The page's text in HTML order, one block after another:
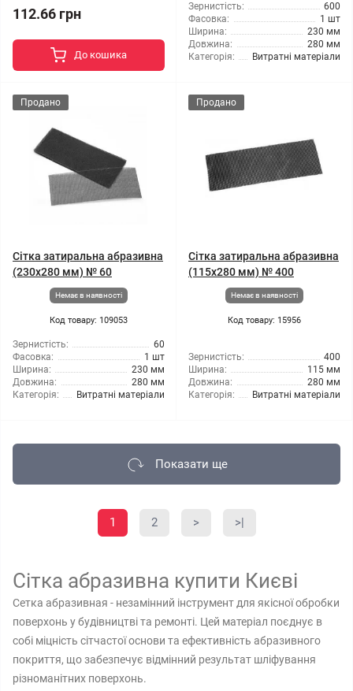
112.66 грн
До кошика
Зернистість:
600
Фасовка:
1 шт
Ширина:
230 мм
Довжина:
280 мм
Категорія:
Витратні матеріали
Продано
Сітка затиральна абразивна
(230x280 мм) № 60
Немає в наявності
Код товару: 109053
Зернистість:
60
Фасовка:
1 шт
Ширина:
230 мм
Довжина:
280 мм
Категорія:
Витратні матеріали
Продано
Сітка затиральна абразивна
(115x280 мм) № 400
Немає в наявності
Код товару: 15956
Зернистість:
400
Ширина:
115 мм
Довжина:
280 мм
Категорія:
Витратні матеріали
Показати ще
1 2 > >|
Сітка абразивна купити Києві
Сетка абразивная - незамінний інструмент для якісної обробки
поверхонь у будівництві та ремонті. Цей матеріал поєднує в
собі міцність сітчастої основи та ефективність абразивного
покриття, що забезпечує відмінний результат шліфування
різноманітних поверхонь.